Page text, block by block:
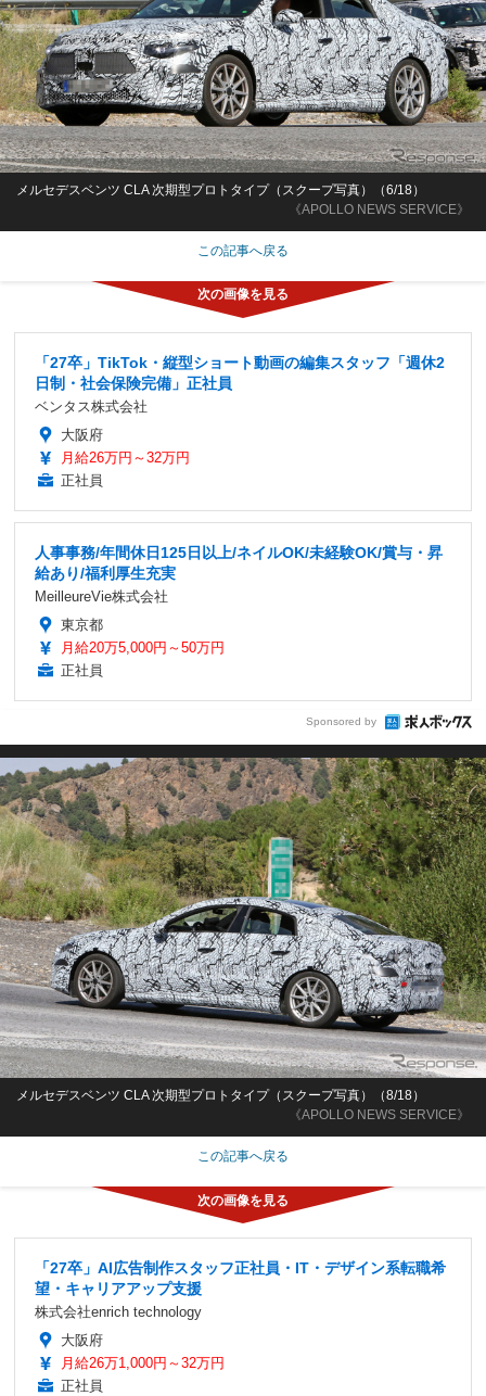
《APOLLO NEWS SERVICE》
メルセデスベンツ CLA 次期型プロトタイプ（スクープ写真）（6/18）
この記事へ戻る
「27卒」TikTok・縦型ショート動画の編集スタッフ「週休2
日制・社会保険完備」正社員
ベンタス株式会社
大阪府
月給26万円～32万円
正社員
人事事務/年間休日125日以上/ネイルOK/未経験OK/賞与・昇
給あり/福利厚生充実
MeilleureVie株式会社
東京都
月給20万5,000円～50万円
正社員
Sponsored by
《APOLLO NEWS SERVICE》
メルセデスベンツ CLA 次期型プロトタイプ（スクープ写真）（8/18）
この記事へ戻る
「27卒」AI広告制作スタッフ正社員・IT・デザイン系転職希
望・キャリアアップ支援
株式会社enrich technology
大阪府
月給26万1,000円～32万円
正社員